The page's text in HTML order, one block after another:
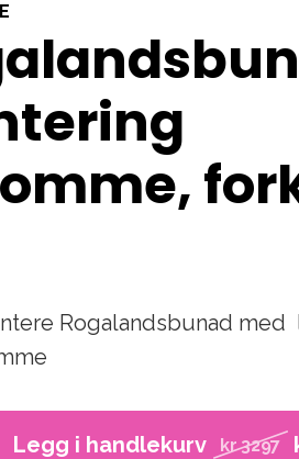
Rogalandsbunad med
Legg i handlekurv kr 3297